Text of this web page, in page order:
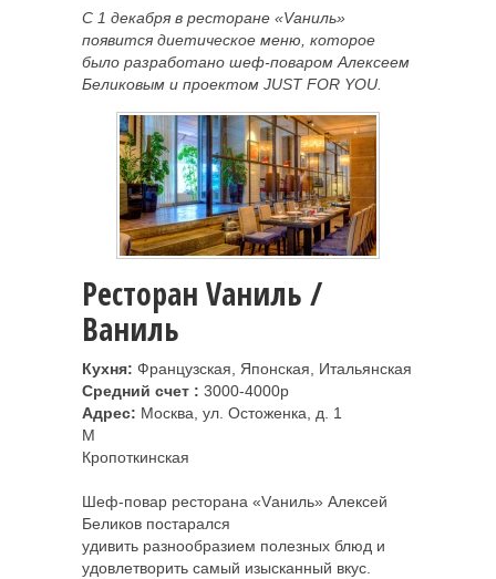
С 1 декабря в ресторане «Vаниль»
появится диетическое меню, которое
было разработано шеф-поваром Алексеем
Беликовым и проектом JUST FOR YOU.
Ресторан Vаниль /
Ваниль
Кухня: Французская, Японская, Итальянская
Средний счет : 3000-4000р
Адрес: Москва, ул. Остоженка, д. 1
M
Кропоткинская
Шеф-повар ресторана «Vаниль» Алексей
Беликов постарался
удивить разнообразием полезных блюд и
удовлетворить самый изысканный вкус.